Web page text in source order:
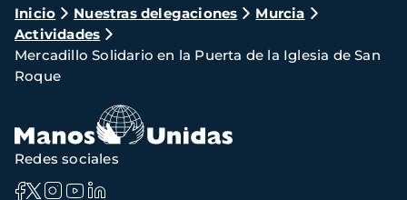
Ruta
de
navegación
Inicio Nuestras delegaciones
Murcia
Actividades
Mercadillo Solidario en la Puerta de la Iglesia de San
Roque
Redes sociales